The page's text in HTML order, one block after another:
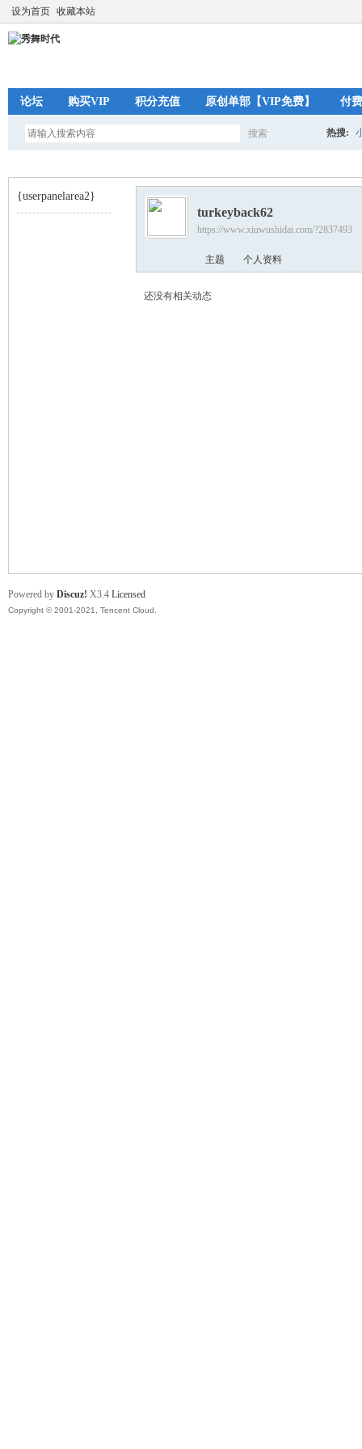
设为首页 收藏本站
论坛 购买VIP 积分充值 原创单部【VIP免费】 付
搜索
索
热搜:
{userpanelarea2}
turkeyback62
https://www.xiuwushidai.com/?2837493
主题 个人资料
还没有相关动态
Powered by Discuz! X3.4 Licensed
Copyright © 2001-2021, Tencent Cloud.